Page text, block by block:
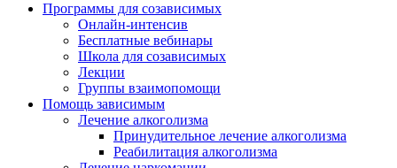
Программы для созависимых
Онлайн-интенсив
Бесплатные вебинары
Школа для созависимых
Лекции
Группы взаимопомощи
Помощь зависимым
Лечение алкоголизма
Принудительное лечение алкоголизма
Реабилитация алкоголизма